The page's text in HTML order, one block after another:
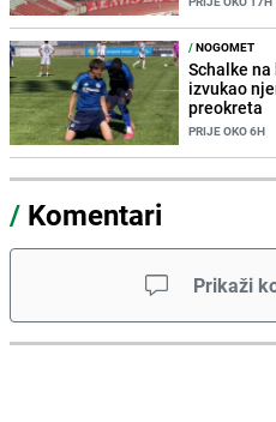
/NOGOMET
Schalke
izvukao
preokreta
PRIJE OKO 6H
/ Komentari
Prikaži